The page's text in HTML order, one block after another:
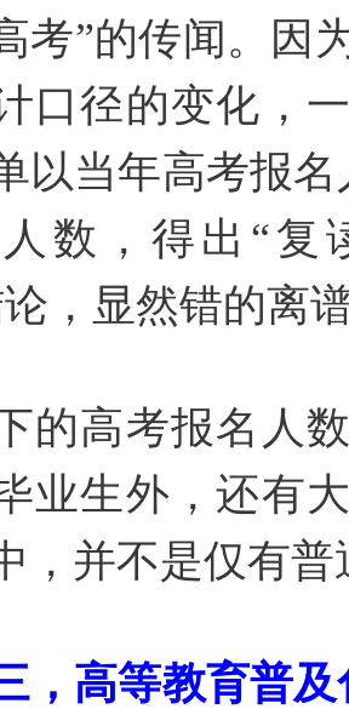
考”的传闻。因
口径的变化，
以当年高考报
数，得出“复
，显然错的离
高考报名人数
业生外，还有
，并不是仅有
，高等教育普